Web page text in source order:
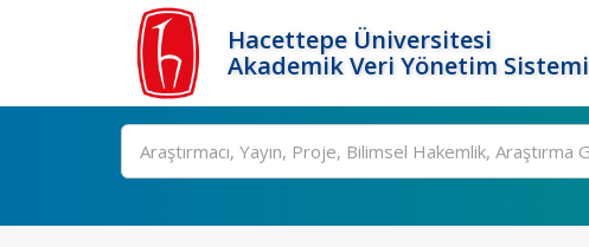
Hacettepe Üniversitesi
Akademik Veri Yönetim Sistemi
Ara